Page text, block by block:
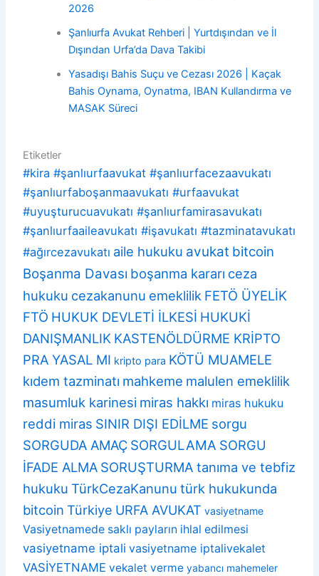
2026
Şanlıurfa Avukat Rehberi | Yurtdışından ve İl
Dışından Urfa’da Dava Takibi
Yasadışı Bahis Suçu ve Cezası 2026 | Kaçak
Bahis Oynama, Oynatma, IBAN Kullandırma ve
MASAK Süreci
Etiketler
#kira #şanlıurfaavukat #şanlıurfacezaavukatı
#şanlıurfaboşanmaavukatı #urfaavukat
#uyuşturucuavukatı #şanlıurfamirasavukatı
#şanlıurfaaileavukatı #işavukatı #tazminatavukatı
#ağırcezavukatı aile hukuku avukat bitcoin
Boşanma Davası boşanma kararı ceza
hukuku cezakanunu emeklilik FETÖ ÜYELİK
FTÖ HUKUK DEVLETİ İLKESİ HUKUKİ
DANIŞMANLIK KASTENÖLDÜRME KRİPTO
PRA YASAL MI kripto para KÖTÜ MUAMELE
kıdem tazminatı mahkeme malulen emeklilik
masumluk karinesi miras hakkı miras hukuku
reddi miras SINIR DIŞI EDİLME sorgu
SORGUDA AMAÇ SORGULAMA SORGU
İFADE ALMA SORUŞTURMA tanıma ve tebfiz
hukuku TürkCezaKanunu türk hukukunda
bitcoin Türkiye URFA AVUKAT vasiyetname
Vasiyetnamede saklı payların ihlal edilmesi
vasiyetname iptali vasiyetname iptalivekalet
VASİYETNAME vekalet verme yabancı mahemeler